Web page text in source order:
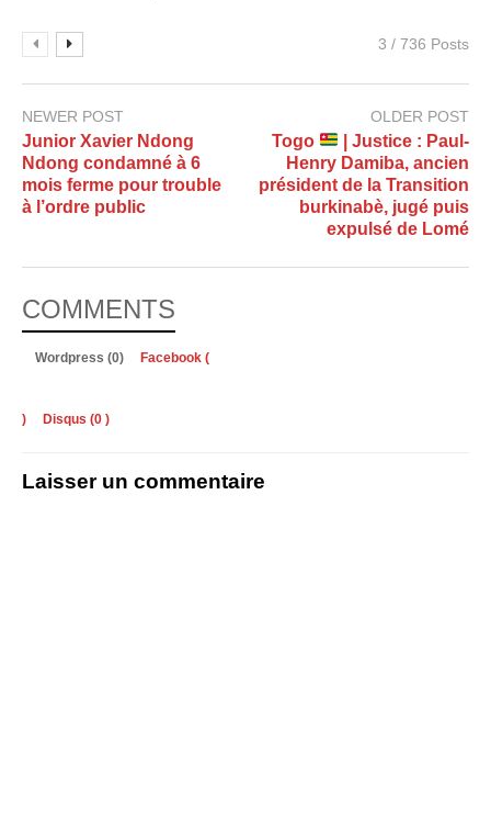
3 / 736 Posts
NEWER POST
Junior Xavier Ndong
Ndong condamné à 6
mois ferme pour trouble
à l’ordre public
OLDER POST
Togo
| Justice : Paul-
Henry Damiba, ancien
président de la Transition
burkinabè, jugé puis
expulsé de Lomé
COMMENTS
Wordpress (0) Facebook (
) Disqus (0 )
Laisser un commentaire